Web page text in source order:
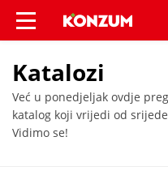
Katalozi -
Katalozi
Već u ponedjeljak ovdje
katalog koji vrijedi od
Vidimo se!